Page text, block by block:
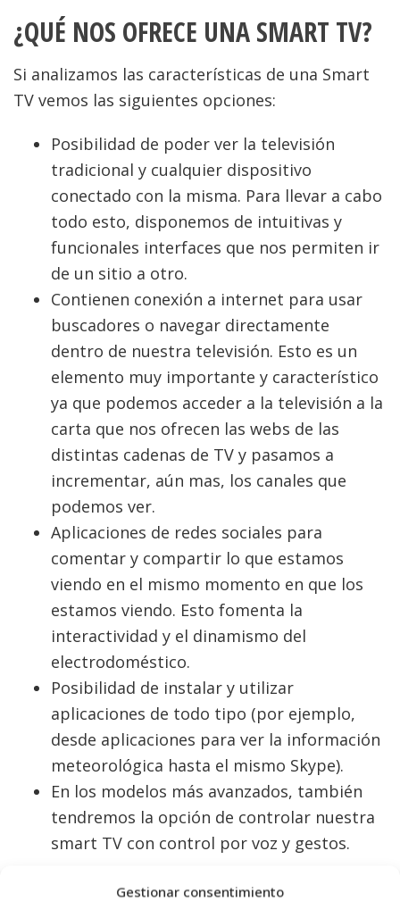
Gestionar consentimiento
¿QUÉ NOS OFRECE UNA SMART TV?
Si analizamos las características de una Smart
TV vemos las siguientes opciones:
Posibilidad de poder ver la televisión
tradicional y cualquier dispositivo
conectado con la misma. Para llevar a cabo
todo esto, disponemos de intuitivas y
funcionales interfaces que nos permiten ir
de un sitio a otro.
Contienen conexión a internet para usar
buscadores o navegar directamente
dentro de nuestra televisión. Esto es un
elemento muy importante y característico
ya que podemos acceder a la televisión a la
carta que nos ofrecen las webs de las
distintas cadenas de TV y pasamos a
incrementar, aún mas, los canales que
podemos ver.
Aplicaciones de redes sociales para
comentar y compartir lo que estamos
viendo en el mismo momento en que los
estamos viendo. Esto fomenta la
interactividad y el dinamismo del
electrodoméstico.
Posibilidad de instalar y utilizar
aplicaciones de todo tipo (por ejemplo,
desde aplicaciones para ver la información
meteorológica hasta el mismo Skype).
En los modelos más avanzados, también
tendremos la opción de controlar nuestra
smart TV con control por voz y gestos.
VENTAJAS DE ADQUIRIR UNA